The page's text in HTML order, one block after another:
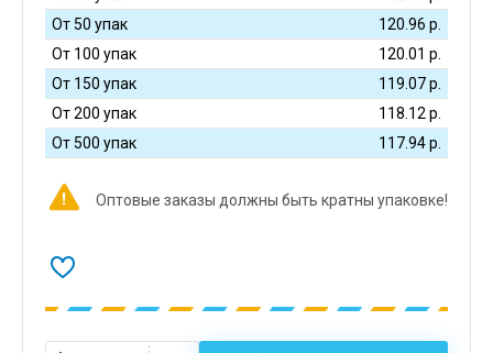
От 50 упак
120.96 р.
От 100 упак
120.01 р.
От 150 упак
119.07р.
От 200 упак
118.12 р.
От 500 упак
117.94р.
Оптовые заказы должны быть кратны упаковке!